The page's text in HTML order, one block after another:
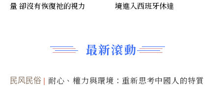
最新滾動
民风民俗 耐心、權力與環境：重新思考中國人的特質
量 卻沒有恢復祂的視力
境進入西班牙休達